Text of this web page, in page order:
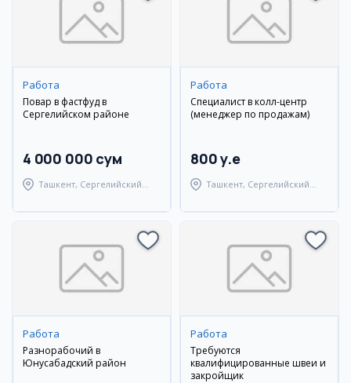
Работа
Повар в фастфуд в
Сергелийском районе
4 000 000 сум
Ташкент, Сергелийский
Работа
Специалист в колл-центр
(менеджер по продажам)
800 y.e
Ташкент, Сергелийский
Работа
Разнорабочий в
Юнусабадский район
Работа
Требуются
квалифицированные швеи и
закройщик